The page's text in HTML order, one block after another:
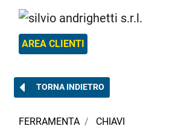
AREA CLIENTI
TORNA INDIETRO
FERRAMENTA CHIAVI